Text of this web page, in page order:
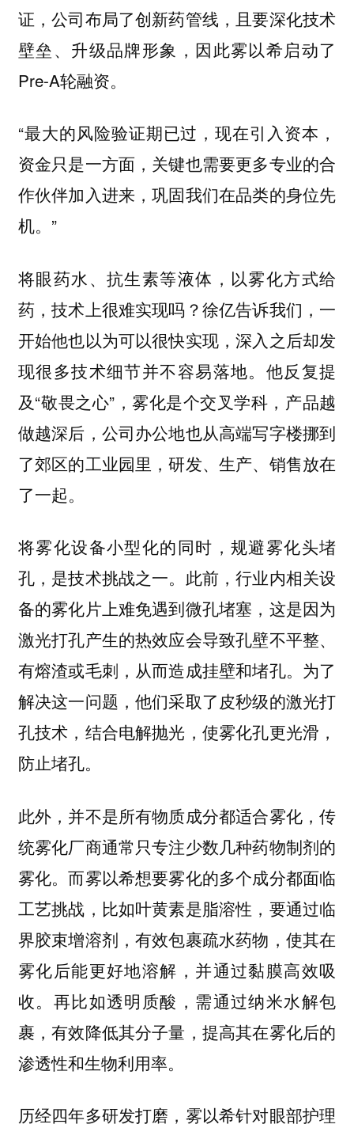
证，公司布局了创新药管线，且要深化技术
壁垒、升级品牌形象，因此雾以希启动了
Pre-A轮融资。
“最大的风险验证期已过，现在引入资本，
资金只是一方面，关键也需要更多专业的合
作伙伴加入进来，巩固我们在品类的身位先
机。”
将眼药水、抗生素等液体，以雾化方式给
药，技术上很难实现吗？徐亿告诉我们，一
开始他也以为可以很快实现，深入之后却发
现很多技术细节并不容易落地。他反复提
及“敬畏之心”，雾化是个交叉学科，产品越
做越深后，公司办公地也从高端写字楼挪到
了郊区的工业园里，研发、生产、销售放在
了一起。
将雾化设备小型化的同时，规避雾化头堵
孔，是技术挑战之一。此前，行业内相关设
备的雾化片上难免遇到微孔堵塞，这是因为
激光打孔产生的热效应会导致孔壁不平整、
有熔渣或毛刺，从而造成挂壁和堵孔。为了
解决这一问题，他们采取了皮秒级的激光打
孔技术，结合电解抛光，使雾化孔更光滑，
防止堵孔。
此外，并不是所有物质成分都适合雾化，传
统雾化厂商通常只专注少数几种药物制剂的
雾化。而雾以希想要雾化的多个成分都面临
工艺挑战，比如叶黄素是脂溶性，要通过临
界胶束增溶剂，有效包裹疏水药物，使其在
雾化后能更好地溶解，并通过黏膜高效吸
收。再比如透明质酸，需通过纳米水解包
裹，有效降低其分子量，提高其在雾化后的
渗透性和生物利用率。
历经四年多研发打磨，雾以希针对眼部护理